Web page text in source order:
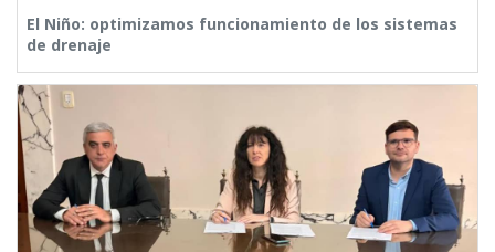
El Niño: optimizamos funcionamiento de los sistemas
de drenaje